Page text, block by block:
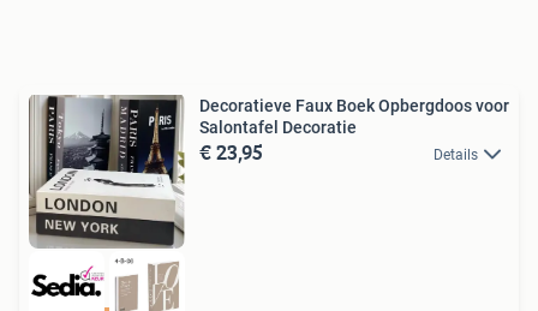
Decoratieve Faux Boek Opbergdoos voor
Salontafel Decoratie
€ 23,95 Details